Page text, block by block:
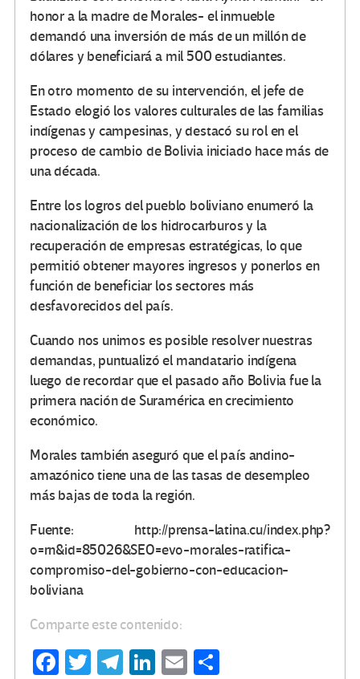
honor a la madre de Morales- el inmueble
demandó una inversión de más de un millón de
dólares y beneficiará a mil 500 estudiantes.
En otro momento de su intervención, el jefe de
Estado elogió los valores culturales de las familias
indígenas y campesinas, y destacó su rol en el
proceso de cambio de Bolivia iniciado hace más de
una década.
Entre los logros del pueblo boliviano enumeró la
nacionalización de los hidrocarburos y la
recuperación de empresas estratégicas, lo que
permitió obtener mayores ingresos y ponerlos en
función de beneficiar los sectores más
desfavorecidos del país.
Cuando nos unimos es posible resolver nuestras
demandas, puntualizó el mandatario indígena
luego de recordar que el pasado año Bolivia fue la
primera nación de Suramérica en crecimiento
económico.
Morales también aseguró que el país andino-
amazónico tiene una de las tasas de desempleo
más bajas de toda la región.
Fuente: http://prensa-latina.cu/index.php?
o=rn&id=85026&SEO=evo-morales-ratifica-
compromiso-del-gobierno-con-educacion-
boliviana
Comparte este contenido:
Fa T
Te
Li
E